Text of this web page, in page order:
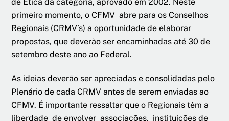
primeiro momento, o CFMV abre para os Conselhos
Regionais (CRMV’s) a oportunidade de elaborar
propostas, que deverão ser encaminhadas até 30 de
setembro deste ano ao Federal.
As ideias deverão ser apreciadas e consolidadas pelo
Plenário de cada CRMV antes de serem enviadas ao
CFMV. É importante ressaltar que o Regionais têm a
liberdade de envolver associações, instituições de